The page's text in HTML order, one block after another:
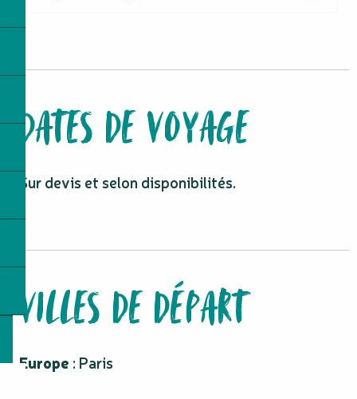
DATES DE VOYAGE
Sur devis et selon disponibilités.
VILLES DE DÉPART
Europe : Paris